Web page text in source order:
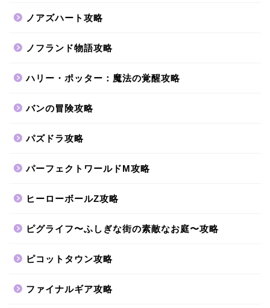
ノアズハート攻略
ノフランド物語攻略
ハリー・ポッター：魔法の覚醒攻略
バンの冒険攻略
パズドラ攻略
パーフェクトワールドM攻略
ヒーローボールZ攻略
ピグライフ〜ふしぎな街の素敵なお庭〜攻略
ピコットタウン攻略
ファイナルギア攻略